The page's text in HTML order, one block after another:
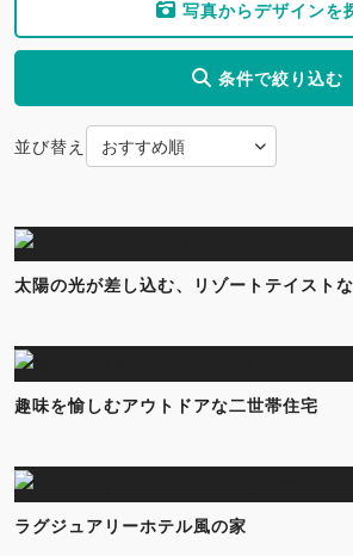
写真からデザインを
条件で絞り込む
並び替え
太陽の光が差し込む、リゾートテイスト
趣味を愉しむアウトドアな二世帯住宅
ラグジュアリーホテル風の家